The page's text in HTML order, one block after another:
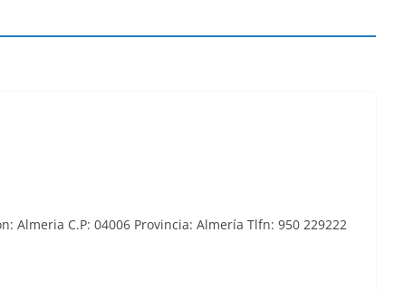
Almeria C.P: 04006 Provincia: Almería Tlfn: 950 229222